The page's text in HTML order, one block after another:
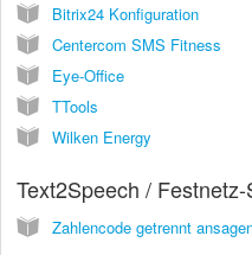
Bitrix24 Konfiguration
Centercom SMS Fitness
Eye-Office
TTools
Wilken Energy
Text2Speech /
Zahlencode getrennt